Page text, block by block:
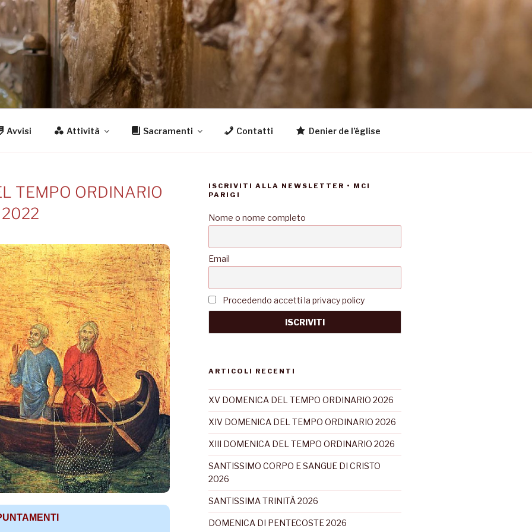
Avvisi Attività Sacramenti Contatti Denier de l’église
TEMPO ORDINARIO
2022
ISCRIVITI ALLA NEWSLETTER • MCI
PARIGI
Nome o nome completo
Email
Procedendo accetti la privacy policy
ARTICOLI RECENTI
XV DOMENICA DEL TEMPO ORDINARIO 2026
XIV DOMENICA DEL TEMPO ORDINARIO 2026
XIII DOMENICA DEL TEMPO ORDINARIO 2026
SANTISSIMO CORPO E SANGUE DI CRISTO
2026
SANTISSIMA TRINITÀ 2026
DOMENICA DI PENTECOSTE 2026